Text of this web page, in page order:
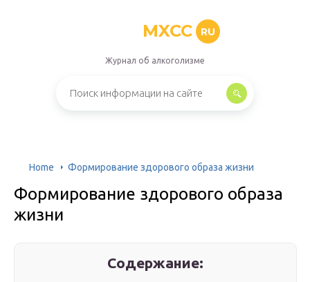
MXCC RU
Журнал об алкоголизме
Home Формирование здорового образа жизни
Формирование здорового образа
жизни
Содержание: